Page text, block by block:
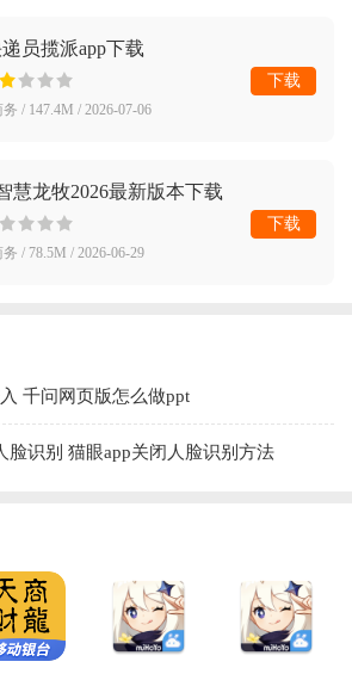
员揽派app下载
/ 147.4M / 2026-07-06
下载
慧龙牧2026最新版本下载
/ 78.5M / 2026-06-29
下载
千问网页版怎么做ppt
脸识别 猫眼app关闭人脸识别方法